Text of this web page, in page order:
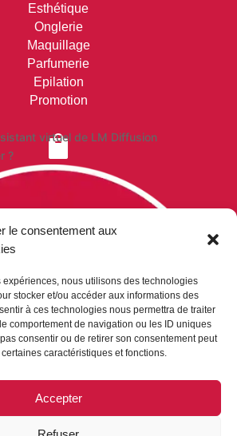
le consentement aux
expériences, nous utilisons des technologies
stocker et/ou accéder aux informations des
à ces technologies nous permettra de traiter
comportement de navigation ou les ID uniques
consentir ou de retirer son consentement peut
caractéristiques et fonctions.
Accepter
Esthétique
Onglerie
Maquillage
Parfumerie
Epilation
Promotion

VOS COMMANDES
Mon compte

CONTACTER
LM-DIFFUSION
Bp 9019
98716 Pirae
virtuel de LM Diffusion
?